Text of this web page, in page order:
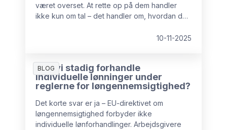
været overset. At rette op på dem handler
ikke kun om tal – det handler om, hvordan du
10-11-2025
BLOG
Kan vi stadig forhandle
individuelle lønninger under
reglerne for løngennemsigtighed?
Det korte svar er ja – EU-direktivet om
løngennemsigtighed forbyder ikke
individuelle lønforhandlinger. Arbejdsgivere